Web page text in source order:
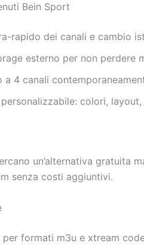
Bein Sport
rapido dei canali e cambio
esterno per non perdere
a 4 canali
colori,
un’alternativa gratuita
senza costi aggiuntivi.
formati m3u e xtream